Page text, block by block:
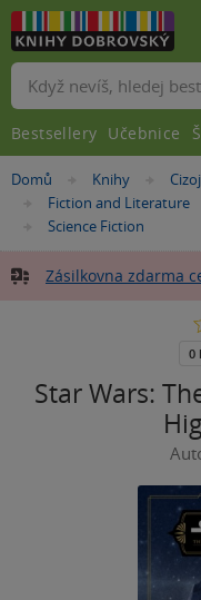
Nacházíte
Domů »Knihy »
»Fiction and Literature
»
Science Fiction
Zásilkovna zdarma
Star Wars:
5
0
Vyhledávání
Bestsellery Učebnice